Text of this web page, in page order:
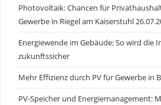
Photovoltaik: Chancen für
Gewerbe in Riegel am Kaiserstuhl
Energiewende im Gebäude: So wird die
zukunftssicher
Mehr Effizienz durch PV für Gewerbe in
PV-Speicher und Energiemanagement: